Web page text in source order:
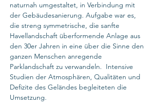
naturnah umgestaltet, in Verbindung mit
der Gebäudesanierung. Aufgabe war es,
die streng symmetrische, die sanfte
Havellandschaft überformende Anlage aus
den 30er Jahren in eine über die Sinne den
ganzen Menschen anregende
Parklandschaft zu verwandeln. Intensive
Studien der Atmosphären, Qualitäten und
Defizite des Geländes begleiteten die
Umsetzung.